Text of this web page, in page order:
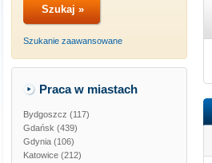
Szukanie zaawansowane
Praca w miastach
Bydgoszcz (117)
Gdańsk (439)
Gdynia (106)
Katowice (212)